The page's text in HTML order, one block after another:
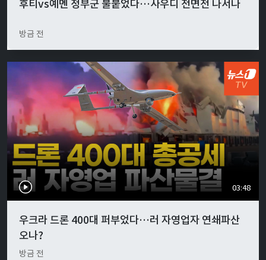
후티vs예멘 정부군 불붙었다…사우디 전면전 나서나
방금 전
03:48
우크라 드론 400대 퍼부었다…러 자영업자 연쇄파산
오나?
방금 전